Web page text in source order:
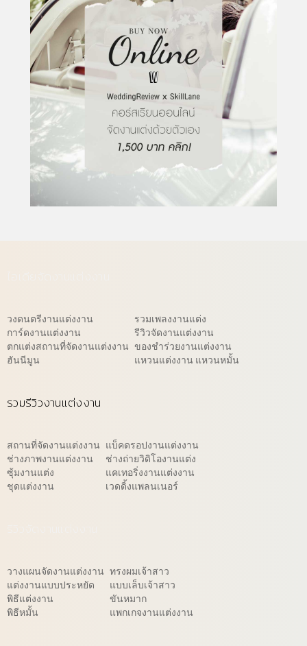
วงดนตรีงานแต่งงาน
การ์ดงานแต่งงาน
ตกแต่งสถานที่จัดงานแต่งงาน
ฮันนีมูน
รวมเพลงงานแต่ง
รีวิวจัดงานแต่งงาน
ของชำร่วยงานแต่งงาน
แหวนแต่งงาน แหวนหมั้น
รวมรีวิวงานแต่งงาน
สถานที่จัดงานแต่งงาน
ช่างภาพงานแต่งงาน
ซุ้มงานแต่ง
ชุดแต่งงาน
แบ็คดรอปงานแต่งงาน
ช่างถ่ายวิดิโองานแต่ง
แคเทอริ่งงานแต่งงาน
เวดดิ้งแพลนเนอร์
วางแผนจัดงานแต่งงาน
แต่งงานแบบประหยัด
พิธีแต่งงาน
พิธีหมั้น
ทรงผมเจ้าสาว
แบบเล็บเจ้าสาว
ขันหมาก
แพกเกจงานแต่งงาน